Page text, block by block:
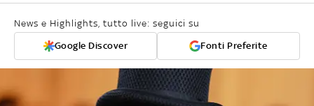
News e Highlights, tutto live: seguici su
Google Discover Fonti Preferite